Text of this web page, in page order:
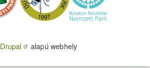
Drupal alapú webhely